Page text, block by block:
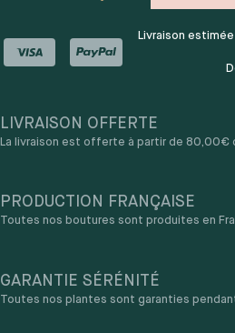
Livraison
LIVRAISON OFFERTE
La livraison est offerte à partir de 80,00€
PRODUCTION FRANÇAISE
Toutes nos boutures sont produites en
GARANTIE SÉRÉNITÉ
Toutes nos plantes sont garanties